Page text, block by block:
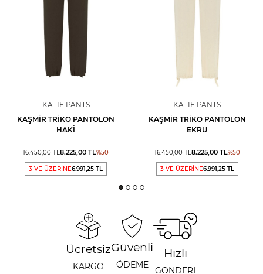
KATIE PANTS
KAŞMIR TRIKO PANTOLON
HAKI
16.450,00TL8.225,00 TL%50
3 VE ÜZERİNE6.991,25 TL
KATIE PANTS
KAŞMIR TRIKO PANTOLON
EKRU
16.450,00TL8.225,00TL%50
3 VE ÜZERİNE6.991,25 TL
Ücretsiz
KARGO
Güvenli
ÖDEME
Hızlı
GÖNDERİ